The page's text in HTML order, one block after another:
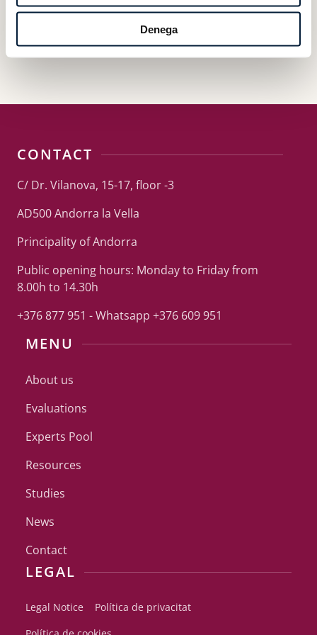
Denega
CONTACT
C/ Dr. Vilanova, 15-17, floor -3
AD500 Andorra la Vella
Principality of Andorra
Public opening hours: Monday to Friday from
8.00h to 14.30h
+376 877 951 - Whatsapp +376 609 951
MENU
About us
Evaluations
Experts Pool
Resources
Studies
News
Contact
LEGAL
Legal Notice
Política de privacitat